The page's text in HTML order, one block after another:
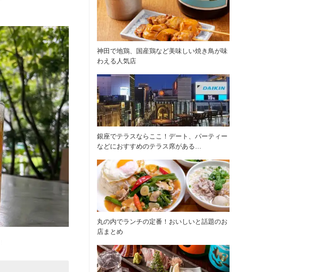
神田で地鶏、国産鶏など美味しい焼き鳥が味
わえる人気店
銀座でテラスならここ！デート、パーティー
などにおすすめのテラス席がある…
丸の内でランチの定番！おいしいと話題のお
店まとめ